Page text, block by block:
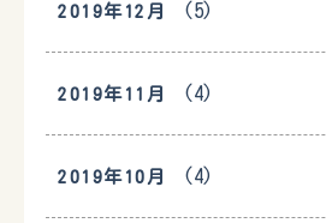
2019年12月 (5)
2019年11月 (4)
2019年10月 (4)